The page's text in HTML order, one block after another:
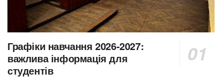
Графіки навчання 2026-2027:
важлива інформація для
студентів